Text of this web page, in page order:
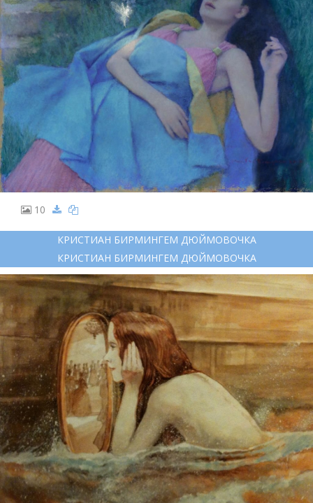
10
КРИСТИАН БИРМИНГЕМ ДЮЙМОВОЧКА
КРИСТИАН БИРМИНГЕМ ДЮЙМОВОЧКА